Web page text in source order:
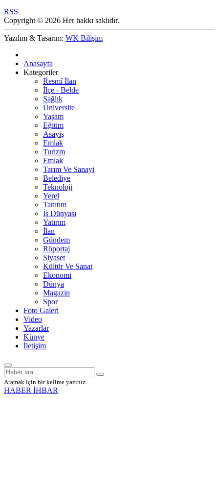
RSS
Copyright © 2026 Her hakkı saklıdır.
Yazılım & Tasarım: WK Bilişim
Anasayfa
Kategoriler
Resmî İlan
İlçe - Belde
Sağlık
Üniversite
Yaşam
Eğitim
Asayiş
Emlak
Turizm
Emlak
Tarım Ve Sanayi
Belediye
Teknoloji
Yerel
Tanıtım
İş Dünyası
Yatırım
İlan
Gündem
Röportaj
Siyaset
Kültür Ve Sanat
Ekonomi
Dünya
Magazin
Spor
Foto Galeri
Video
Yazarlar
Künye
İletişim
Aramak için bir kelime yazınız.
HABER İHBAR